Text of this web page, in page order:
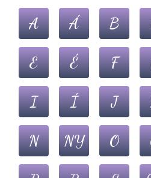
A Á B
E É F
I Í J
N NY O